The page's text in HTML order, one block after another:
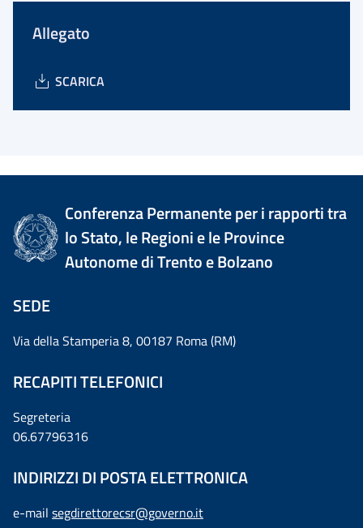
Allegato
SCARICA
Conferenza Permanente per i rapporti tra
lo Stato, le Regioni e le Province
Autonome di Trento e Bolzano
SEDE
Via della Stamperia 8, 00187 Roma (RM)
RECAPITI TELEFONICI
Segreteria
06.67796316
INDIRIZZI DI POSTA ELETTRONICA
e-mail segdirettorecsr@governo.it